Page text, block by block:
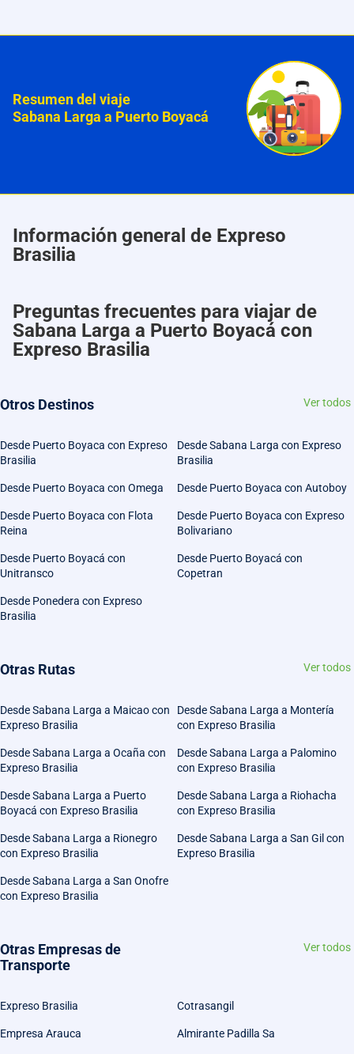
Resumen del viaje
Sabana Larga a Puerto Boyacá
Información general de Expreso
Brasilia
Preguntas frecuentes para viajar de
Sabana Larga a Puerto Boyacá con
Expreso Brasilia
Otros Destinos Ver todos
Desde Puerto Boyaca con Expreso
Brasilia
Desde Sabana Larga con Expreso
Brasilia
Desde Puerto Boyaca con Omega Desde Puerto Boyaca con Autoboy
Desde Puerto Boyaca con Flota
Reina
Desde Puerto Boyaca con Expreso
Bolivariano
Desde Puerto Boyacá con
Unitransco
Desde Puerto Boyacá con
Copetran
Desde Ponedera con Expreso
Brasilia
Otras Rutas Ver todos
Desde Sabana Larga a Maicao con
Expreso Brasilia
Desde Sabana Larga a Montería
con Expreso Brasilia
Desde Sabana Larga a Ocaña con
Expreso Brasilia
Desde Sabana Larga a Palomino
con Expreso Brasilia
Desde Sabana Larga a Puerto
Boyacá con Expreso Brasilia
Desde Sabana Larga a Riohacha
con Expreso Brasilia
Desde Sabana Larga a Rionegro
con Expreso Brasilia
Desde Sabana Larga a San Gil con
Expreso Brasilia
Desde Sabana Larga a San Onofre
con Expreso Brasilia
Otras Empresas de
Transporte
Ver todos
Expreso Brasilia Cotrasangil
Empresa Arauca Almirante Padilla Sa